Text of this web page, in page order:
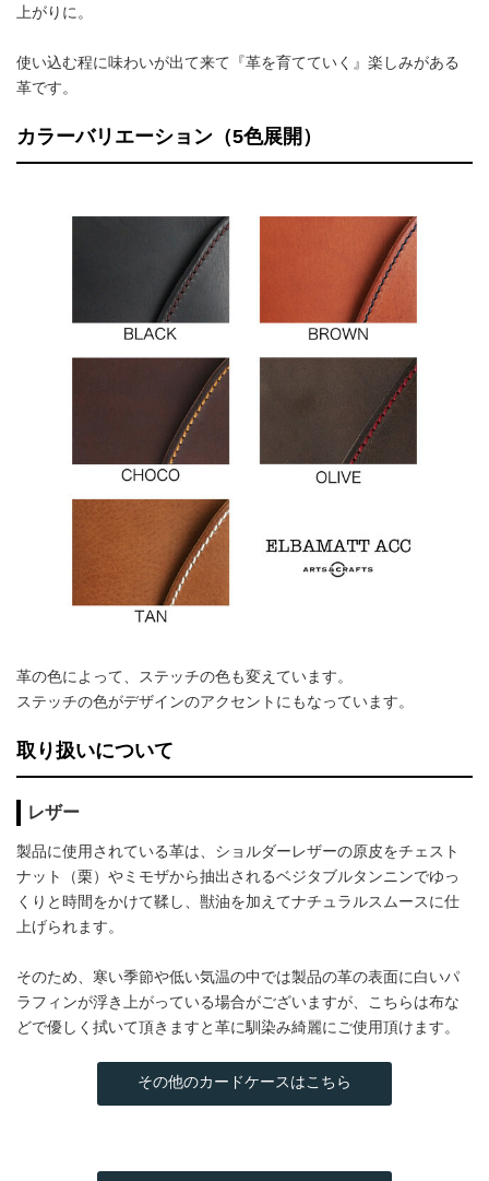
上がりに。
使い込む程に味わいが出て来て『革を育てていく』楽しみがある
革です。
カラーバリエーション（5色展開）
革の色によって、ステッチの色も変えています。
ステッチの色がデザインのアクセントにもなっています。
取り扱いについて
レザー
製品に使用されている革は、ショルダーレザーの原皮をチェスト
ナット（栗）やミモザから抽出されるベジタブルタンニンでゆっ
くりと時間をかけて鞣し、獣油を加えてナチュラルスムースに仕
上げられます。
そのため、寒い季節や低い気温の中では製品の革の表面に白いパ
ラフィンが浮き上がっている場合がございますが、こちらは布な
どで優しく拭いて頂きますと革に馴染み綺麗にご使用頂けます。
その他のカードケースはこちら